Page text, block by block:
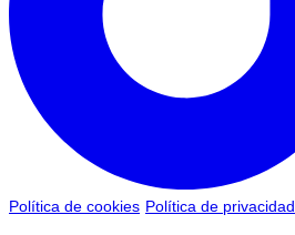
Política de cookies Política de privacidad